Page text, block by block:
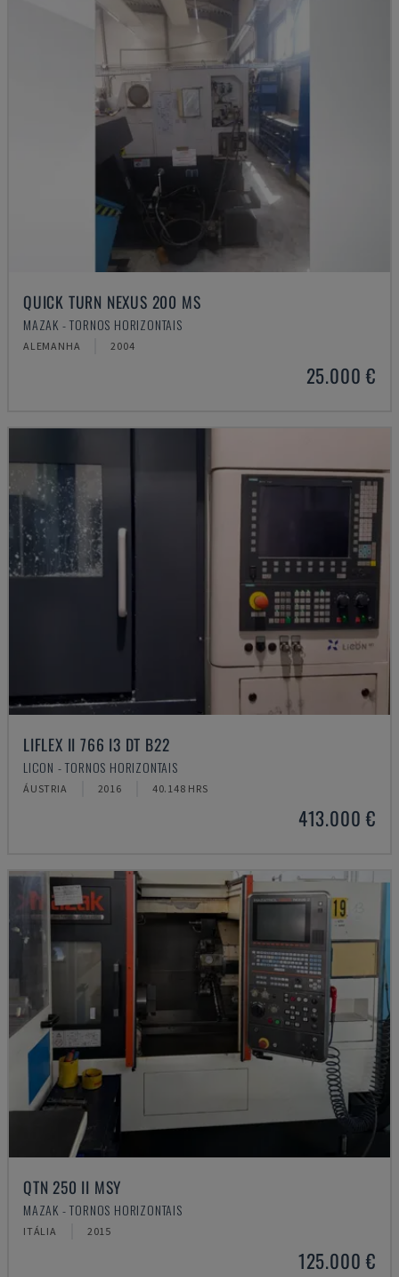
QUICK TURN NEXUS 200 MS
MAZAK - TORNOS HORIZONTAIS
ALEMANHA 2004
25.000 €
LIFLEX II 766 I3 DT B22
LICON - TORNOS HORIZONTAIS
ÁUSTRIA 2016 40.148 HRS
413.000 €
QTN 250 II MSY
MAZAK - TORNOS HORIZONTAIS
ITÁLIA 2015
125.000 €